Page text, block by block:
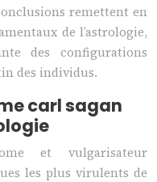
remettent en
de l’astrologie,
des configurations
des individus.
carl sagan
et vulgarisateur
les plus virulents de